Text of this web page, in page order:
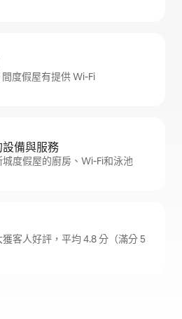
度假屋有提供 Wi-Fi
備與服務
度假屋的廚房、Wi-Fi和泳池
客人好評，平均 4.8 分（滿分 5